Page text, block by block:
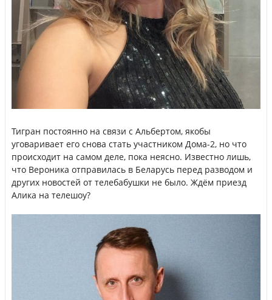
Тигран постоянно на связи с Альбертом, якобы
уговаривает его снова стать участником Дома-2, но что
происходит на самом деле, пока неясно. Известно лишь,
что Вероника отправилась в Беларусь перед разводом и
других новостей от телебабушки не было. Ждём приезд
Алика на телешоу?